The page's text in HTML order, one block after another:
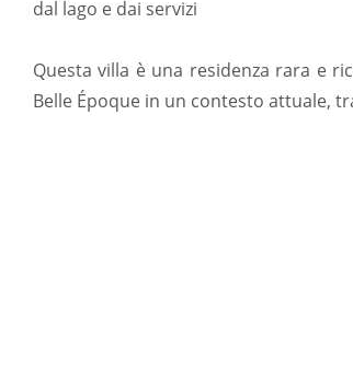
dal lago e dai servizi
Questa villa è una residenza rara e
Belle Époque in un contesto attuale,